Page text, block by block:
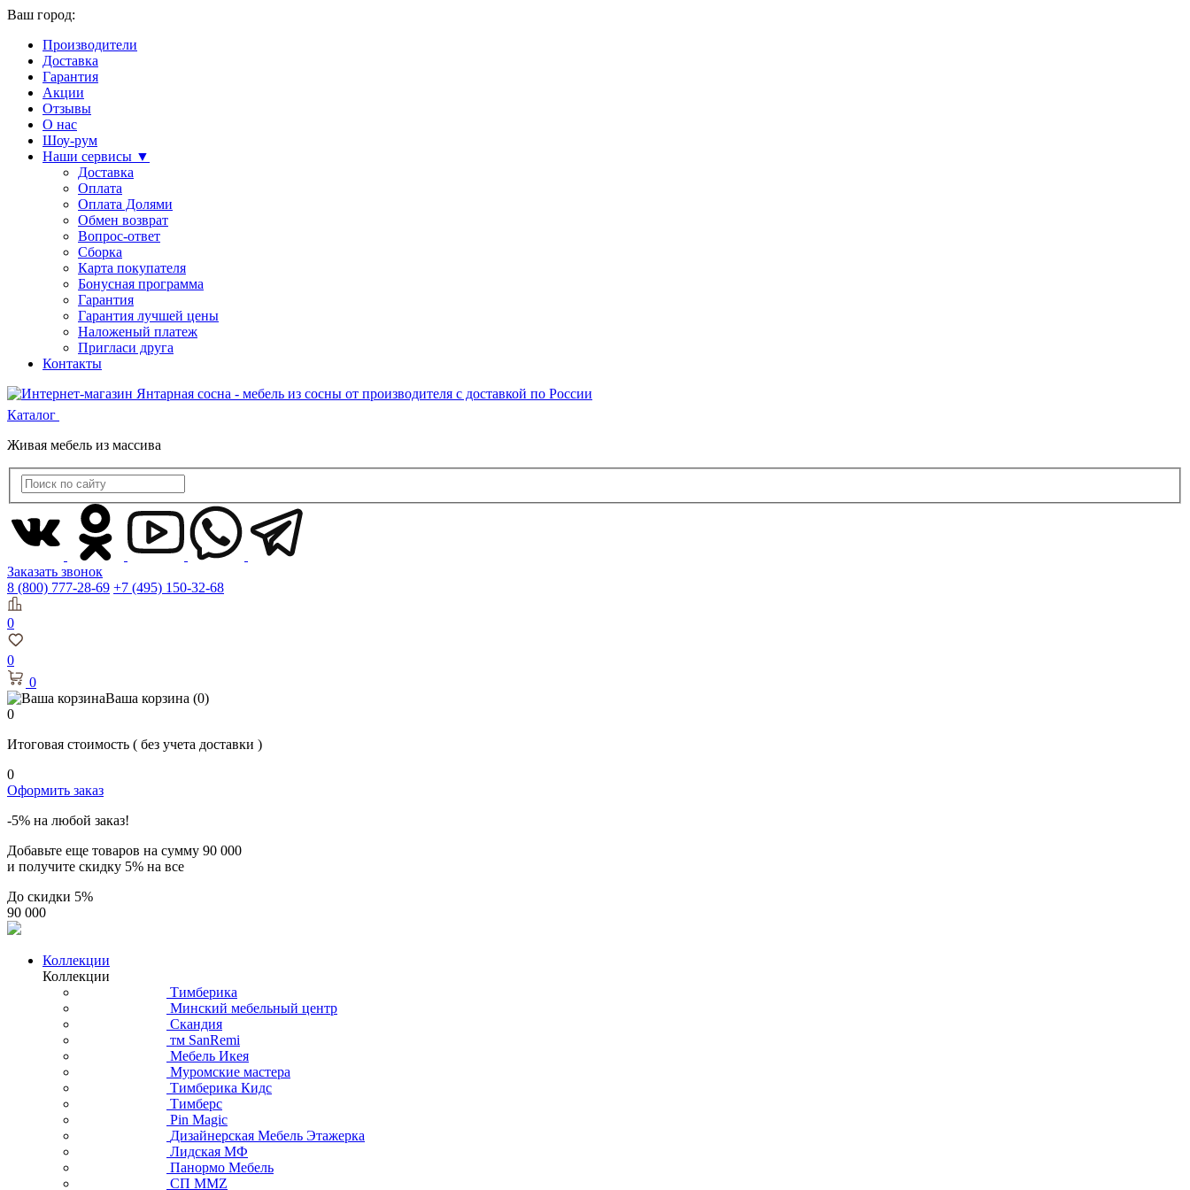
Ваш город:
Производители
Доставка
Гарантия
Акции
Отзывы
О нас
Шоу-рум
Наши сервисы ▼
Доставка
Оплата
Оплата Долями
Обмен возврат
Вопрос-ответ
Сборка
Карта покупателя
Бонусная программа
Гарантия
Гарантия лучшей цены
Наложеный платеж
Пригласи друга
Контакты
Каталог
Живая мебель из массива
Заказать звонок
8 (800) 777-28-69 +7 (495) 150-32-68
0
0
0
Ваша корзина (0)
0
Итоговая стоимость ( без учета доставки )
0
Оформить заказ
-5% на любой заказ!
Добавьте еще товаров на сумму 90 000
и получите скидку 5% на все
До скидки 5%
90 000
Коллекции
Коллекции
Тимберика
Минский мебельный центр
Скандия
тм SanRemi
Мебель Икея
Муромские мастера
Тимберика Кидс
Тимберс
Pin Magic
Дизайнерская Мебель Этажерка
Лидская МФ
Панормо Мебель
СП ММZ